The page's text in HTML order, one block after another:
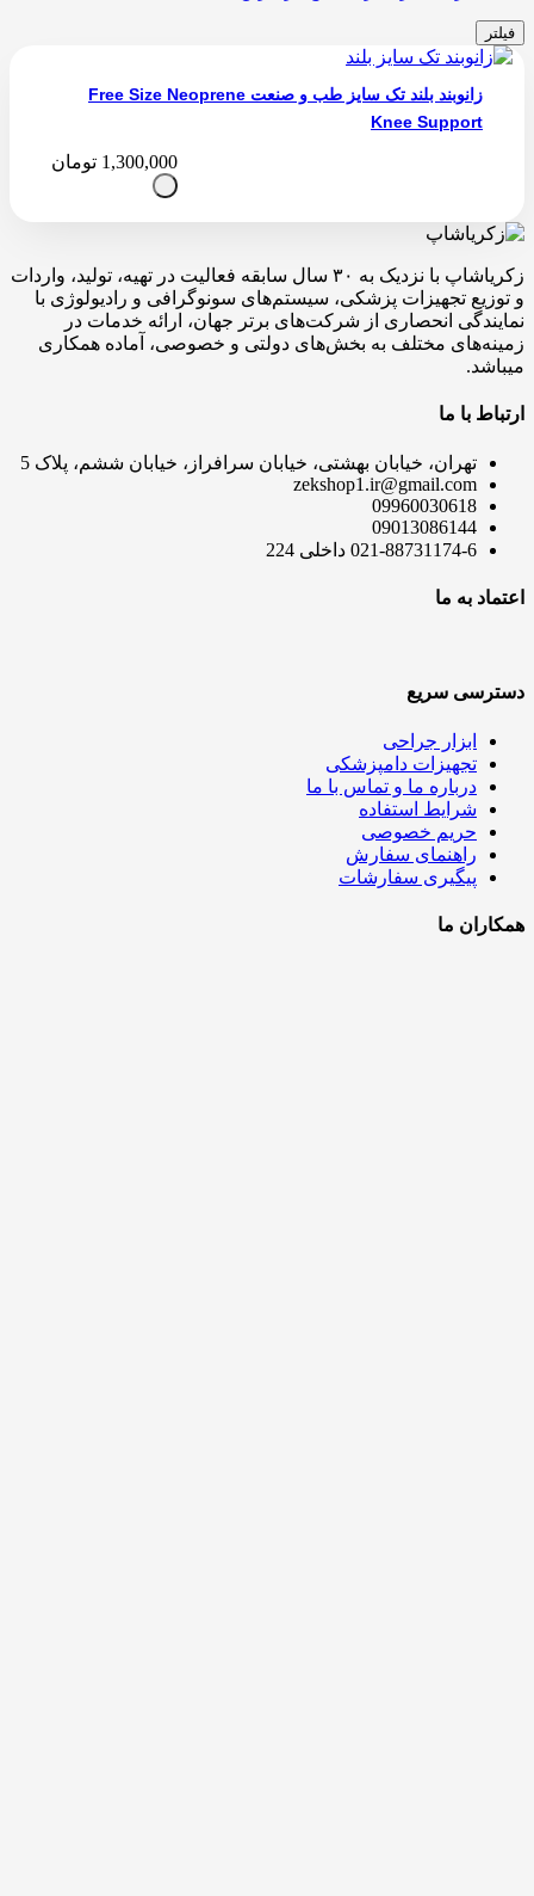
فیلتر
زانوبند بلند تک سایز طب و صنعت Free Size Neoprene
Knee Support
1,300,000 تومان
زکریاشاپ با نزدیک به ۳۰ سال سابقه فعالیت در تهیه، تولید، واردات
و توزیع تجهیزات پزشکی، سیستم‌های سونوگرافی و رادیولوژی با
نمایندگی انحصاری از شرکت‌های برتر جهان، ارائه خدمات در
زمینه‌های مختلف به بخش‌های دولتی و خصوصی، آماده همکاری
میباشد.
ارتباط با ما
تهران، خیابان بهشتی، خیابان سرافراز، خیابان ششم، پلاک 5
zekshop1.ir@gmail.com
09960030618
09013086144
021-88731174-6 داخلی 224
اعتماد به ما
دسترسی سریع
ابزار جراحی
تجهیزات دامپزشکی
درباره ما و تماس با ما
شرایط استفاده
حریم خصوصی
راهنمای سفارش
پیگیری سفارشات
همکاران ما